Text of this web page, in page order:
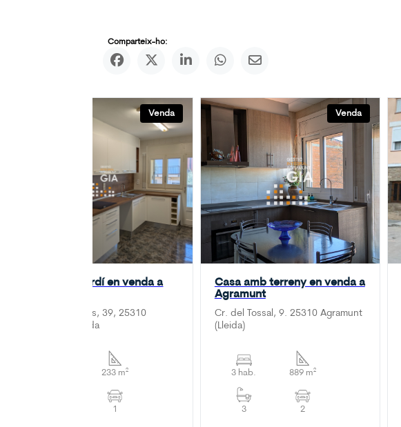
Comparteix-ho:
Venda
Casa amb jardí en venda a
233 m²
1
Av. dels Esports, 39, 25310
Agramunt, Lleida
Venda
Casa amb terreny en venda a
Agramunt
3 hab. 889 m²
3 2
Cr. del Tossal, 9. 25310 Agramunt
(Lleida)